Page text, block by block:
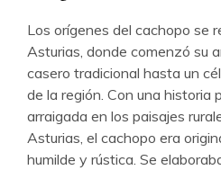
Los orígenes del cachopo se
Asturias, donde comenzó su
casero tradicional hasta un
de la región. Con una historia
arraigada en los paisajes
Asturias, el cachopo era
humilde y rústica. Se